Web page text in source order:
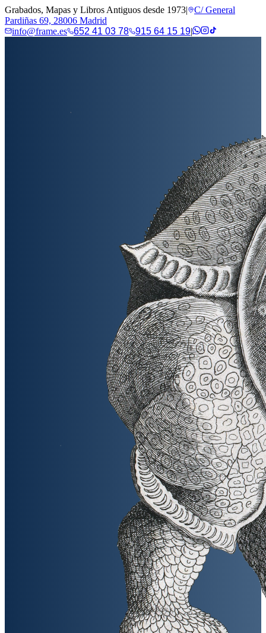
Grabados, Mapas y Libros Antiguos desde 1973|
C/ General
Pardiñas 69, 28006 Madrid
info@frame.es
652 41 03 78 915 64 15 19|